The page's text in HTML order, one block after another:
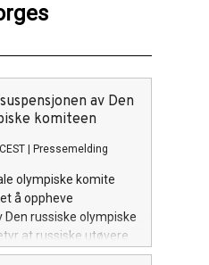
av Den
komiteen
Pressemelding
olympiske komite
å oppheve
Den russiske olympiske
at russiske utøvere